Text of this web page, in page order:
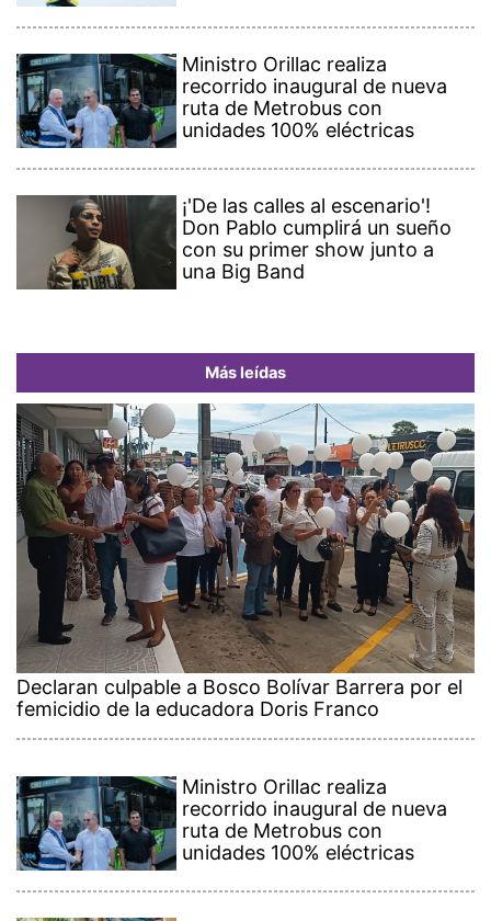
Ministro Orillac realiza
recorrido inaugural de nueva
ruta de Metrobus con
unidades 100% eléctricas
¡'De las calles al escenario'!
Don Pablo cumplirá un sueño
con su primer show junto a
una Big Band
Más leídas
Declaran culpable a Bosco Bolívar Barrera por el
femicidio de la educadora Doris Franco
Ministro Orillac realiza
recorrido inaugural de nueva
ruta de Metrobus con
unidades 100% eléctricas